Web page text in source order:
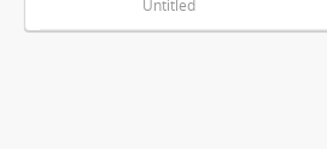
Untitled